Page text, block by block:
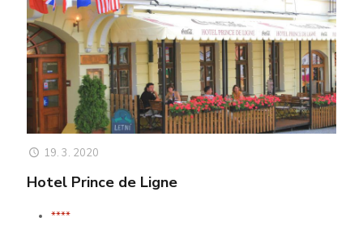
19. 3. 2020
Hotel Prince de Ligne
****